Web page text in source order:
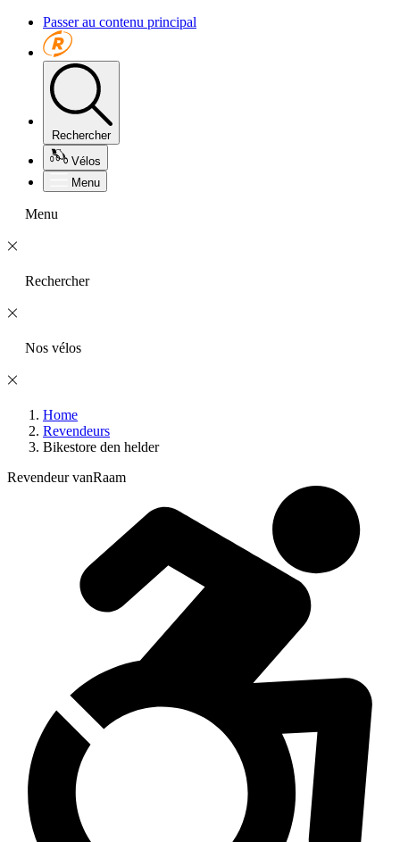
Passer au contenu principal
Rechercher
Vélos
Menu
Menu
Rechercher
Nos vélos
Home
Revendeurs
Bikestore den helder
Revendeur vanRaam